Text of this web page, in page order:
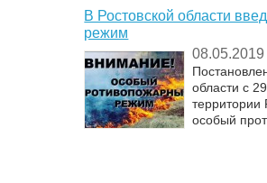
В Ростовской области
режим
08.05.2019
области с
территории
особый